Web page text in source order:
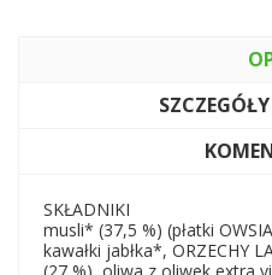
SKŁADNIKI
musli* (37,5 %) (płatki
kawałki jabłka*, ORZECHY